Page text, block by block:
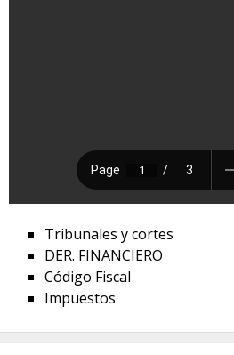
Tribunales y cortes
DER. FINANCIERO
Código Fiscal
Impuestos